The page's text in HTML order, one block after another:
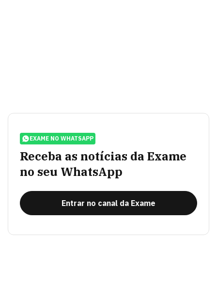
EXAME NO WHATSAPP
Receba as notícias da Exame
no seu WhatsApp
Entrar no canal da Exame